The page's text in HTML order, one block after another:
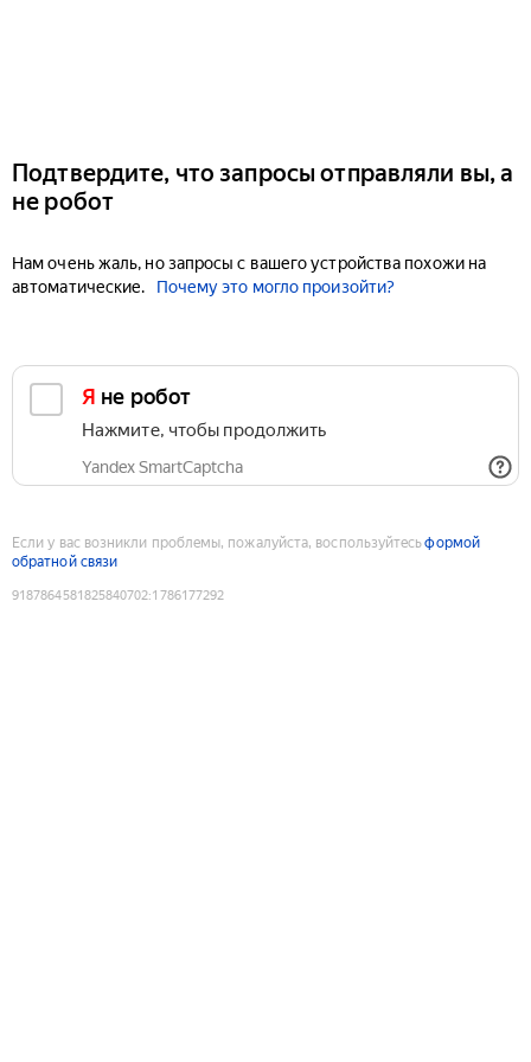
Подтвердите, что запросы отправляли вы, а
не робот
Нам очень жаль, но запросы с вашего устройства похожи на
автоматические.
Почему это могло произойти?
Я не робот
Нажмите, чтобы продолжить
Yandex SmartCaptcha
Если у вас возникли проблемы, пожалуйста, воспользуйтесьформой
обратной связи
9187864581825840702:1786177292